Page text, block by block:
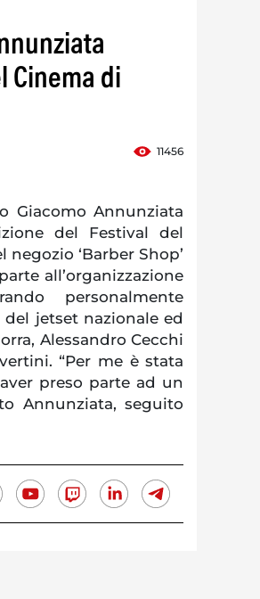
Cinema di
11456
Giacomo Annunziata
del Festival del
‘Barber Shop’
all’organizzazione
personalmente
jetset nazionale ed
Alessandro Cecchi
“Per me è stata
preso parte ad un
Annunziata, seguito